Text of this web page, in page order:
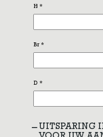
H *
Br *
D *
UITSPARING